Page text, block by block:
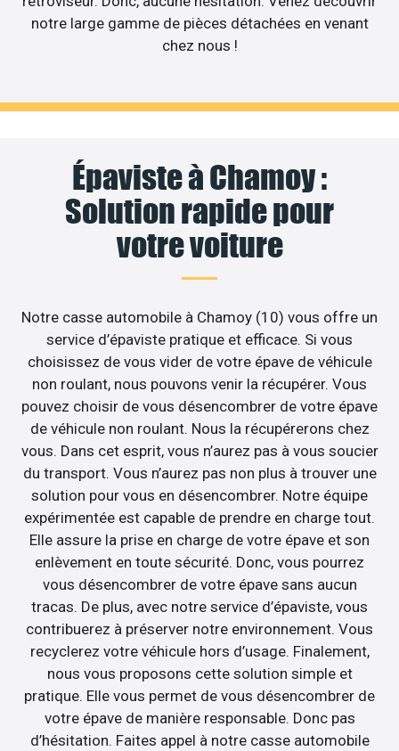
notre large gamme de pièces détachées en venant
chez nous !
Épaviste à Chamoy :
Solution rapide pour
votre voiture
Notre casse automobile à Chamoy (10) vous offre un
service d’épaviste pratique et efficace. Si vous
choisissez de vous vider de votre épave de véhicule
non roulant, nous pouvons venir la récupérer. Vous
pouvez choisir de vous désencombrer de votre épave
de véhicule non roulant. Nous la récupérerons chez
vous. Dans cet esprit, vous n’aurez pas à vous soucier
du transport. Vous n’aurez pas non plus à trouver une
solution pour vous en désencombrer. Notre équipe
expérimentée est capable de prendre en charge tout.
Elle assure la prise en charge de votre épave et son
enlèvement en toute sécurité. Donc, vous pourrez
vous désencombrer de votre épave sans aucun
tracas. De plus, avec notre service d’épaviste, vous
contribuerez à préserver notre environnement. Vous
recyclerez votre véhicule hors d’usage. Finalement,
nous vous proposons cette solution simple et
pratique. Elle vous permet de vous désencombrer de
votre épave de manière responsable. Donc pas
d’hésitation. Faites appel à notre casse automobile